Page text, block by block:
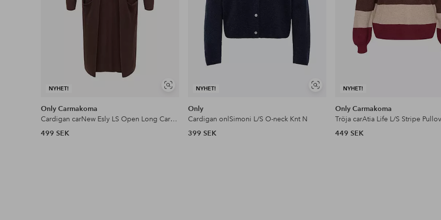
NYHET!
Visa
Only Carmakoma
Cardigan carNew Esly LS Open Long Cardigan
499 SEK
NYHET!
Visa
Only
Cardigan onlSimoni L/S O-neck Knt N
399 SEK
NYHET!
Only Carmakoma
Tröja carAtia Life L/S Stripe
449 SEK